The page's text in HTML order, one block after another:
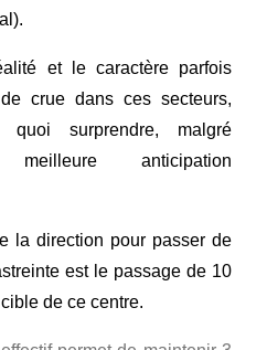
et le caractère parfois
crue dans ces secteurs,
surprendre, malgré
meilleure anticipation
la direction pour passer de
est le passage de 10
de ce centre.